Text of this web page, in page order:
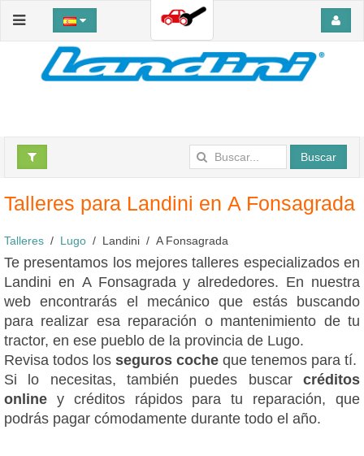
Buscar
Talleres para Landini en A Fonsagrada
Talleres Lugo Landini A Fonsagrada
Te presentamos los mejores talleres especializados en
Landini en A Fonsagrada y alrededores. En nuestra
web encontrarás el mecánico que estás buscando
para realizar esa reparación o mantenimiento de tu
tractor, en ese pueblo de la provincia de Lugo.
Revisa todos los seguros coche que tenemos para tí.
Si lo necesitas, también puedes buscar créditos
online y créditos rápidos para tu reparación, que
podrás pagar cómodamente durante todo el año.